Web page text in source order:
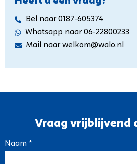
Bel naar 0187-605374
Whatsapp naar 06-22800233
Mail naar welkom@walo.nl
Vraag vrijblijvend
Naam *